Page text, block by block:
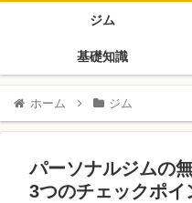
ジム
基礎知識
ホーム ジム
パーソナルジムの
3つのチェックポイ